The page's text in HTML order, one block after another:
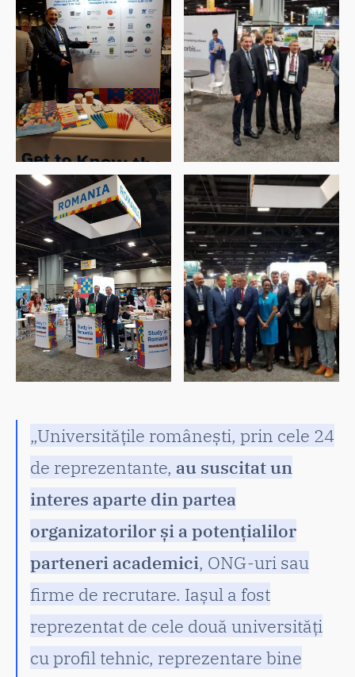
„Universitățile românești, prin cele 24
de reprezentante, au suscitat un
interes aparte din partea
organizatorilor și a potențialilor
parteneri academici, ONG-uri sau
firme de recrutare. Iașul a fost
reprezentat de cele două universități
cu profil tehnic, reprezentare bine